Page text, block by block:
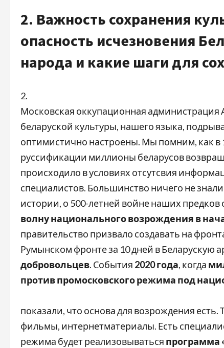
2. Важность сохранения
опасность исчезновения
народа и какие шаги для
2.
Московская оккупационная администрация
беларуской культуры, нашего языка,
оптимистично настроены. Мы помним, как в
руссификации миллионы беларусов
происходило в условиях отсутсвия
специалистов. Большинство ничего не
истории, о 500-летней войне наших
волну национального возрождения в
правительство призвало создавать на
Румынском фронте за 10 дней в Беларускую
добровольцев. События 2020 года, когда
против промосковского режима под
показали, что основа для возрождения есть.
фильмы, интернетматериалы. Есть
режима будет реализовываться программа